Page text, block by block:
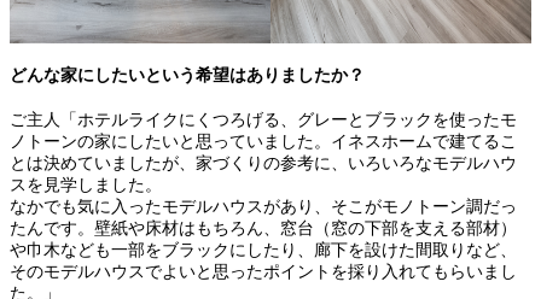
どんな家にしたいという希望はありましたか？
ご主人「ホテルライクにくつろげる、グレーとブラックを使ったモ
ノトーンの家にしたいと思っていました。イネスホームで建てるこ
とは決めていましたが、家づくりの参考に、いろいろなモデルハウ
スを見学しました。
なかでも気に入ったモデルハウスがあり、そこがモノトーン調だっ
たんです。壁紙や床材はもちろん、窓台（窓の下部を支える部材）
や巾木なども一部をブラックにしたり、廊下を設けた間取りなど、
そのモデルハウスでよいと思ったポイントを採り入れてもらいまし
た。」